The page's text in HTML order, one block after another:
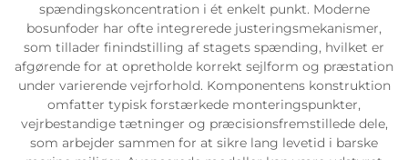
spændingskoncentration i ét enkelt punkt. Moderne
bosunfoder har ofte integrerede justeringsmekanismer,
som tillader finindstilling af stagets spænding, hvilket er
afgørende for at opretholde korrekt sejlform og præstation
under varierende vejrforhold. Komponentens konstruktion
omfatter typisk forstærkede monteringspunkter,
vejrbestandige tætninger og præcisionsfremstillede dele,
som arbejder sammen for at sikre lang levetid i barske